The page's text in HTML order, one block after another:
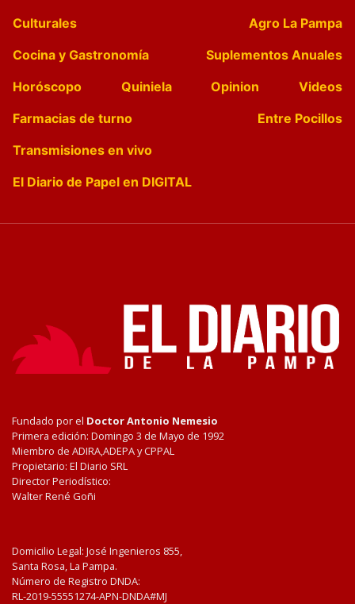
Culturales
Agro La Pampa
Cocina y Gastronomía
Suplementos Anuales
Horóscopo
Quiniela Opinion
Videos
Farmacias de turno
Entre Pocillos
Transmisiones en vivo
El Diario de Papel en DIGITAL
Fundado por el Doctor Antonio Nemesio
Primera edición: Domingo 3 de Mayo de 1992
Miembro de ADIRA,ADEPA y CPPAL
Propietario: El Diario SRL
Director Periodístico:
Walter René Goñi
Domicilio Legal: José Ingenieros 855,
Santa Rosa, La Pampa.
Número de Registro DNDA:
RL-2019-55551274-APN-DNDA#MJ